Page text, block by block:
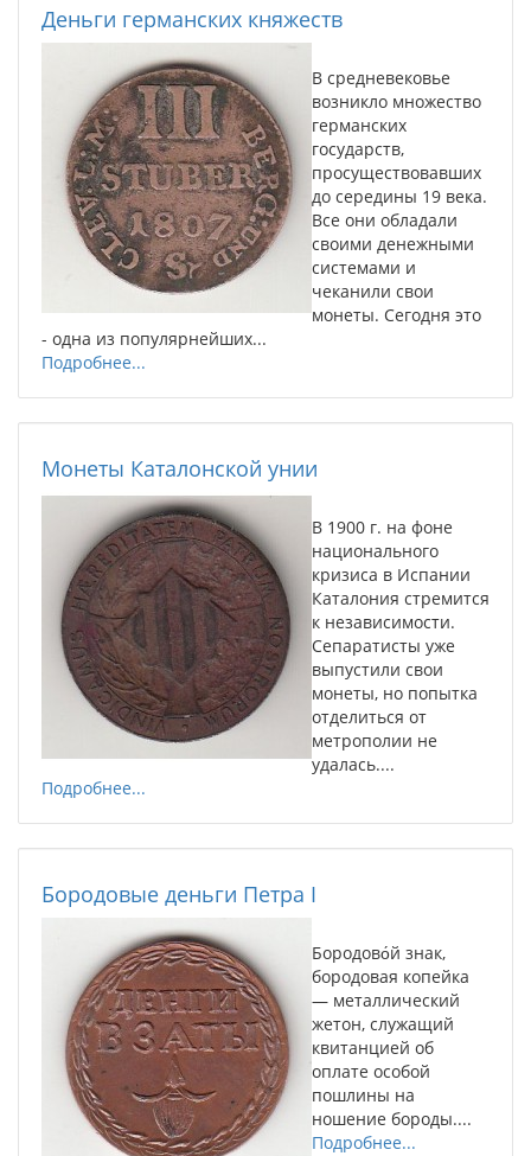
Деньги германских княжеств
В средневековье
возникло множество
германских
государств,
просуществовавших
до середины 19 века.
Все они обладали
своими денежными
системами и
чеканили свои
монеты. Сегодня это
- одна из популярнейших...
Подробнее...
Монеты Каталонской унии
В 1900 г. на фоне
национального
кризиса в Испании
Каталония стремится
к независимости.
Сепаратисты уже
выпустили свои
монеты, но попытка
отделиться от
метрополии не
удалась....
Подробнее...
Бородовые деньги Петра I
Бородово́й знак,
бородовая копейка
— металлический
жетон, служащий
квитанцией об
оплате особой
пошлины на
ношение бороды....
Подробнее...